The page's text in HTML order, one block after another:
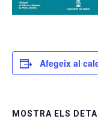
Afegeix al
MOSTRA ELS